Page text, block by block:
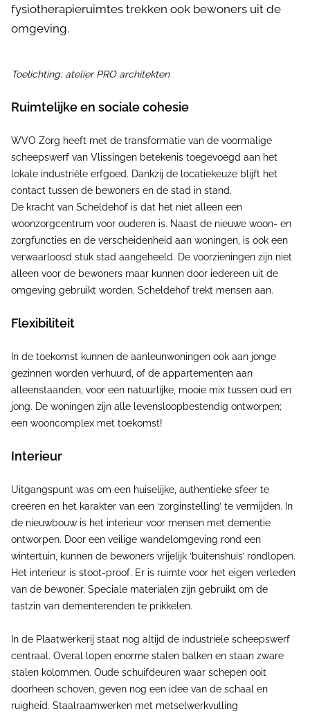
fysiotherapieruimtes trekken ook bewoners uit de
omgeving.
Toelichting: atelier PRO architekten
Ruimtelijke en sociale cohesie
WVO Zorg heeft met de transformatie van de voormalige
scheepswerf van Vlissingen betekenis toegevoegd aan het
lokale industriële erfgoed. Dankzij de locatiekeuze blijft het
contact tussen de bewoners en de stad in stand.
De kracht van Scheldehof is dat het niet alleen een
woonzorgcentrum voor ouderen is. Naast de nieuwe woon- en
zorgfuncties en de verscheidenheid aan woningen, is ook een
verwaarloosd stuk stad aangeheeld. De voorzieningen zijn niet
alleen voor de bewoners maar kunnen door iedereen uit de
omgeving gebruikt worden. Scheldehof trekt mensen aan.
Flexibiliteit
In de toekomst kunnen de aanleunwoningen ook aan jonge
gezinnen worden verhuurd, of de appartementen aan
alleenstaanden, voor een natuurlijke, mooie mix tussen oud en
jong. De woningen zijn alle levensloopbestendig ontworpen;
een wooncomplex met toekomst!
Interieur
Uitgangspunt was om een huiselijke, authentieke sfeer te
creëren en het karakter van een ‘zorginstelling’ te vermijden. In
de nieuwbouw is het interieur voor mensen met dementie
ontworpen. Door een veilige wandelomgeving rond een
wintertuin, kunnen de bewoners vrijelijk ‘buitenshuis’ rondlopen.
Het interieur is stoot-proof. Er is ruimte voor het eigen verleden
van de bewoner. Speciale materialen zijn gebruikt om de
tastzin van dementerenden te prikkelen.
In de Plaatwerkerij staat nog altijd de industriële scheepswerf
centraal. Overal lopen enorme stalen balken en staan zware
stalen kolommen. Oude schuifdeuren waar schepen ooit
doorheen schoven, geven nog een idee van de schaal en
ruigheid. Staalraamwerken met metselwerkvulling